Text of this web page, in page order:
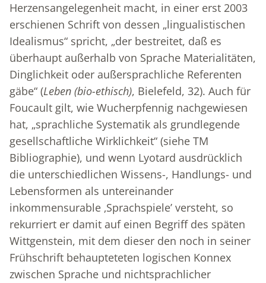
Herzensangelegenheit macht, in einer erst 2003
erschienen Schrift von dessen „lingualistischen
Idealismus“ spricht, „der bestreitet, daß es
überhaupt außerhalb von Sprache Materialitäten,
Dinglichkeit oder außersprachliche Referenten
gäbe“ (Leben (bio-ethisch), Bielefeld, 32). Auch für
Foucault gilt, wie Wucherpfennig nachgewiesen
hat, „sprachliche Systematik als grundlegende
gesellschaftliche Wirklichkeit“ (siehe TM
Bibliographie), und wenn Lyotard ausdrücklich
die unterschiedlichen Wissens-, Handlungs- und
Lebensformen als untereinander
inkommensurable ‚Sprachspiele’ versteht, so
rekurriert er damit auf einen Begriff des späten
Wittgenstein, mit dem dieser den noch in seiner
Frühschrift behaupteteten logischen Konnex
zwischen Sprache und nichtsprachlicher